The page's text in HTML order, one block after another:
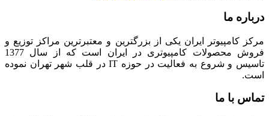
درباره ما
مرکز کامپیوتر ایران یکی از بزرگترین و معتبرترین مراکز توزیع و
فروش محصولات کامپیوتری در ایران است که از سال 1377
تاسیس و شروع به فعالیت در حوزه IT در قلب شهر تهران نموده
است.
تماس با ما